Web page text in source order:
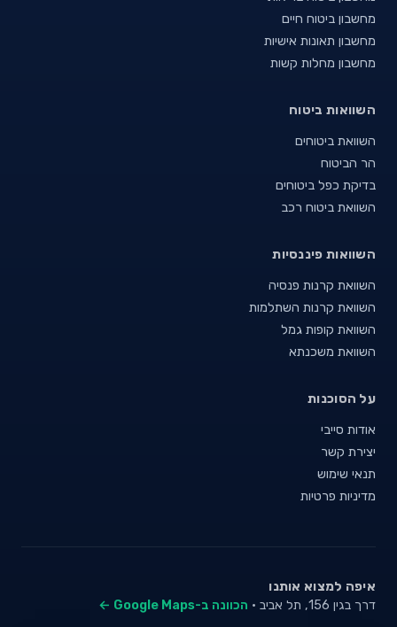
מחשבון ביטוח חיים
מחשבון תאונות אישיות
מחשבון מחלות קשות
השוואות ביטוח
השוואת ביטוחים
הר הביטוח
בדיקת כפל ביטוחים
השוואת ביטוח רכב
השוואות פיננסיות
השוואת קרנות פנסיה
השוואת קרנות השתלמות
השוואת קופות גמל
השוואת משכנתא
על הסוכנות
אודות סייבי
יצירת קשר
תנאי שימוש
מדיניות פרטיות
איפה למצוא אותנו
דרך בגין 156, תל אביב · הכוונה ב-Google Maps ←